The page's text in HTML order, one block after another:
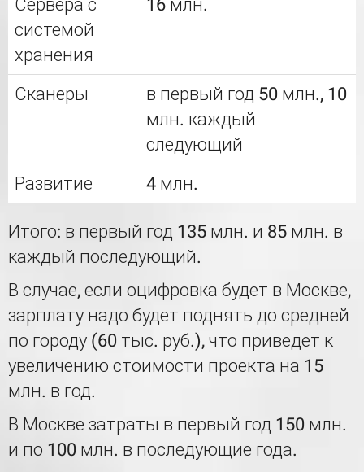
Сервера с
системой
хранения
16 млн.
Сканеры
в первый год 50 млн., 10
млн. каждый
следующий
Развитие
4 млн.
Итого: в первый год 135 млн. и 85 млн. в
каждый последующий.
В случае, если оцифровка будет в Москве,
зарплату надо будет поднять до средней
по городу (60 тыс. руб.), что приведет к
увеличению стоимости проекта на 15
млн. в год.
В Москве затраты в первый год 150 млн.
и по 100 млн. в последующие года.